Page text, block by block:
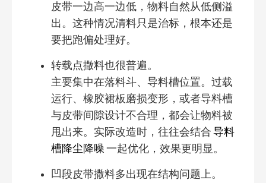
皮带一边高一边低，物料自然从低侧溢
出。这种情况清料只是治标，根本还是
要把跑偏处理好。
转载点撒料也很普遍。
主要集中在落料斗、导料槽位置。过载
运行、橡胶裙板磨损变形，或者导料槽
与皮带间隙设计不合理，都会让物料被
甩出来。实际改造时，往往会结合 导料
槽降尘降噪 一起优化，效果更明显。
凹段皮带撒料多出现在结构问题上。